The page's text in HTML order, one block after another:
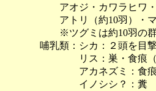
アオジ・カワラヒワ・メ
アトリ（約10羽）・マ
※ツグミは約10羽の群れ
哺乳類：シカ：２頭を目
リス：巣・食痕（オ
アカネズミ：食痕（
イノシシ？：糞